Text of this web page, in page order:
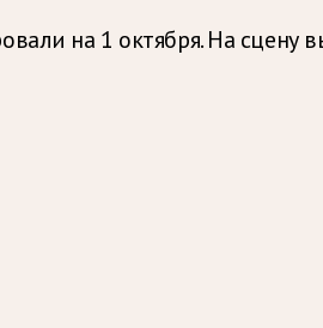
на 1 октября. На сцену